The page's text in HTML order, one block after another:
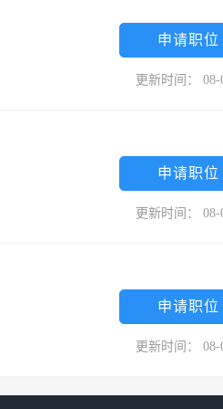
正大品牌在体育用品行业的知名度
国20多个省份、自治区及直辖市，市
申请职位
更新时间： 08-
申请职位
更新时间： 08-
申请职位
更新时间： 08-